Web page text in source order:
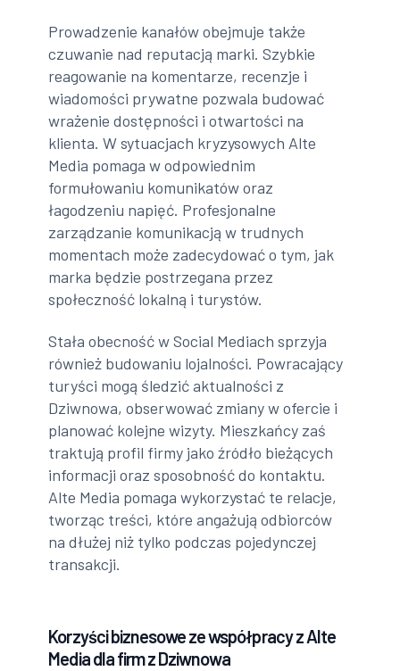
Prowadzenie kanałów obejmuje także
czuwanie nad reputacją marki. Szybkie
reagowanie na komentarze, recenzje i
wiadomości prywatne pozwala budować
wrażenie dostępności i otwartości na
klienta. W sytuacjach kryzysowych Alte
Media pomaga w odpowiednim
formułowaniu komunikatów oraz
łagodzeniu napięć. Profesjonalne
zarządzanie komunikacją w trudnych
momentach może zadecydować o tym, jak
marka będzie postrzegana przez
społeczność lokalną i turystów.
Stała obecność w Social Mediach sprzyja
również budowaniu lojalności. Powracający
turyści mogą śledzić aktualności z
Dziwnowa, obserwować zmiany w ofercie i
planować kolejne wizyty. Mieszkańcy zaś
traktują profil firmy jako źródło bieżących
informacji oraz sposobność do kontaktu.
Alte Media pomaga wykorzystać te relacje,
tworząc treści, które angażują odbiorców
na dłużej niż tylko podczas pojedynczej
transakcji.
Korzyści biznesowe ze współpracy z Alte
Media dla firm z Dziwnowa